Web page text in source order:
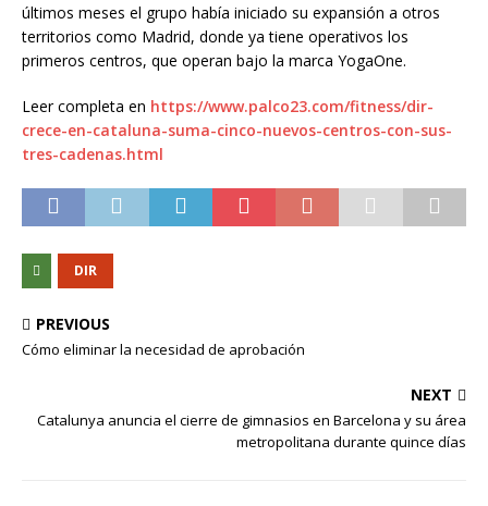
últimos meses el grupo había iniciado su expansión a otros
territorios como Madrid, donde ya tiene operativos los
primeros centros, que operan bajo la marca YogaOne.
Leer completa en https://www.palco23.com/fitness/dir-
crece-en-cataluna-suma-cinco-nuevos-centros-con-sus-
tres-cadenas.html
DIR
PREVIOUS
Cómo eliminar la necesidad de aprobación
NEXT
Catalunya anuncia el cierre de gimnasios en Barcelona y su área
metropolitana durante quince días